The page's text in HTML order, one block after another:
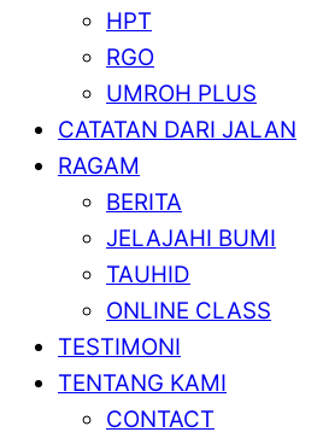
HPT
RGO
UMROH PLUS
CATATAN DARI JALAN
RAGAM
BERITA
JELAJAHI BUMI
TAUHID
ONLINE CLASS
TESTIMONI
TENTANG KAMI
CONTACT